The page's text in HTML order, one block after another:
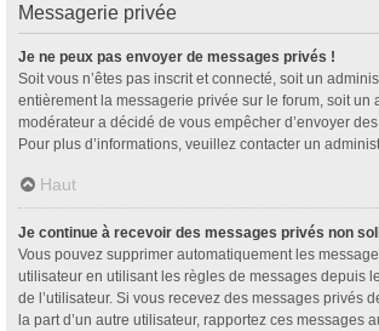
Messagerie privée
Je ne peux pas envoyer de messages privés !
Soit vous n’êtes pas inscrit et connecté, soit un
entièrement la messagerie privée sur le forum, soit un
modérateur a décidé de vous empêcher d’envoyer
Pour plus d’informations, veuillez contacter un
Haut
Je continue à recevoir des messages privés non
Vous pouvez supprimer automatiquement les
utilisateur en utilisant les règles de messages depuis
de l’utilisateur. Si vous recevez des messages privés
la part d’un autre utilisateur, rapportez ces messages